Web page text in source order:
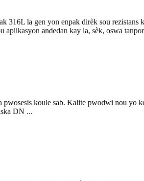
316L la gen yon enpak dirèk sou
andedan kay la, sèk, oswa
koule sab. Kalite pwodwi nou yo
DN ...